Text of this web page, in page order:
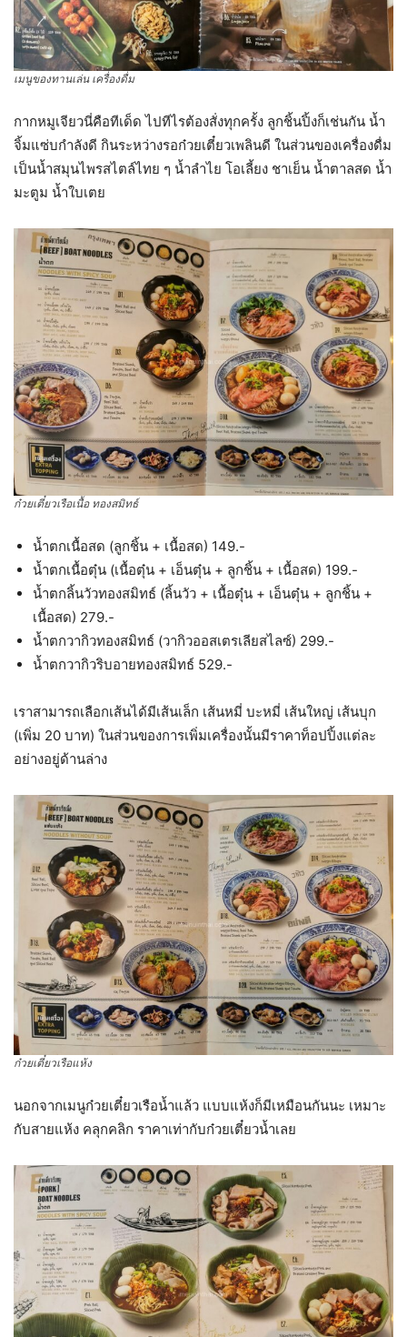
เมนูของทานเล่น เครื่องดื่ม
กากหมูเจียวนี่คือทีเด็ด ไปทีไรต้องสั่งทุกครั้ง ลูกชิ้นปิ้งก็เช่นกัน น้ำ
จิ้มแซ่บกำลังดี กินระหว่างรอก๋วยเตี๋ยวเพลินดี ในส่วนของเครื่องดื่ม
เป็นน้ำสมุนไพรสไตล์ไทย ๆ น้ำลำไย โอเลี้ยง ชาเย็น น้ำตาลสด น้ำ
มะตูม น้ำใบเตย
ก๋วยเตี๋ยวเรือเนื้อ ทองสมิทธ์
น้ำตกเนื้อสด (ลูกชิ้น + เนื้อสด) 149.-
น้ำตกเนื้อตุ๋น (เนื้อตุ๋น + เอ็นตุ๋น + ลูกชิ้น + เนื้อสด) 199.-
น้ำตกลิ้นวัวทองสมิทธ์ (ลิ้นวัว + เนื้อตุ๋น + เอ็นตุ๋น + ลูกชิ้น +
เนื้อสด) 279.-
น้ำตกวากิวทองสมิทธ์ (วากิวออสเตรเลียสไลซ์) 299.-
น้ำตกวากิวริบอายทองสมิทธ์ 529.-
เราสามารถเลือกเส้นได้มีเส้นเล็ก เส้นหมี่ บะหมี่ เส้นใหญ่ เส้นบุก
(เพิ่ม 20 บาท) ในส่วนของการเพิ่มเครื่องนั้นมีราคาท็อปปิ้งแต่ละ
อย่างอยู่ด้านล่าง
ก๋วยเตี๋ยวเรือแห้ง
นอกจากเมนูก๋วยเตี๋ยวเรือน้ำแล้ว แบบแห้งก็มีเหมือนกันนะ เหมาะ
กับสายแห้ง คลุกคลิก ราคาเท่ากับก๋วยเตี๋ยวน้ำเลย